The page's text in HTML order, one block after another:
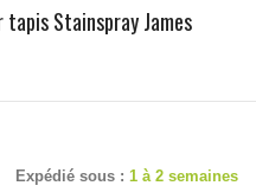
Stainspray James
Expédié sous : 1 à 2 semaines